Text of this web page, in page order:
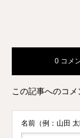
0 コメ
この記事へのコメ
名前（例：山田 太